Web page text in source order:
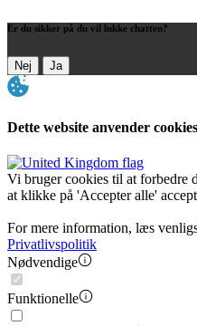
Er du sikker på du vil lukke chatten?
Nej Ja
Dette website anvender cookies
Vi bruger cookies til at forbedre
at klikke på 'Accepter alle'
For mere information, læs
Privatlivspolitik
Nødvendige
Funktionelle